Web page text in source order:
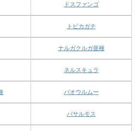
ドスファンゴ
トビカガチ
ナルガクルガ亜種
ネルスキュラ
パオウルムー
バサルモス